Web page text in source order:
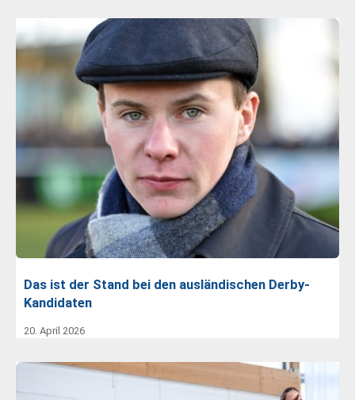
Das ist der Stand bei den ausländischen Derby-
Kandidaten
20. April 2026